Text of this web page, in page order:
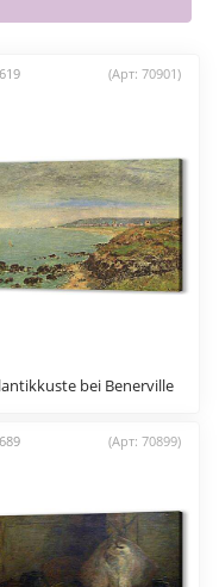
619 (Арт: 70901)
bei Benerville
689 (Арт: 70899)